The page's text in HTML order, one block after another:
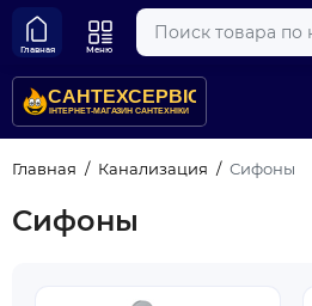
Главная Меню
Главная Канализация Сифоны
Сифоны